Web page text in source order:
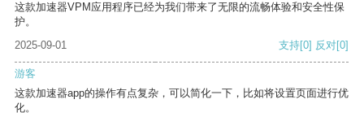
这款加速器VPM应用程序已经为我们带来了无限的流畅体验和安全性保
护。
2025-09-01
支持[0] 反对[0]
游客
这款加速器app的操作有点复杂，可以简化一下，比如将设置页面进行优
化。